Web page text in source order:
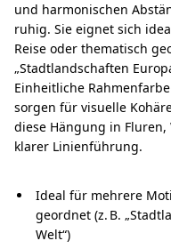
und harmonischen
ruhig. Sie eignet sich
Reise oder thematisch
„Stadtlandschaften
Einheitliche
sorgen für visuelle
diese Hängung in
klarer Linienführung.
Ideal für mehrere
geordnet (z. B.
Welt“)